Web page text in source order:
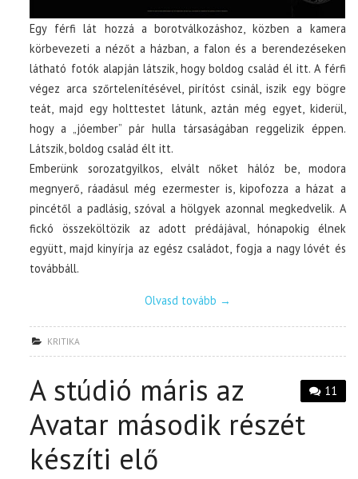
Egy férfi lát hozzá a borotválkozáshoz, közben a kamera
körbevezeti a nézőt a házban, a falon és a berendezéseken
látható fotók alapján látszik, hogy boldog család él itt. A férfi
végez arca szőrtelenítésével, pirítóst csinál, iszik egy bögre
teát, majd egy holttestet látunk, aztán még egyet, kiderül,
hogy a „jóember” pár hulla társaságában reggelizik éppen.
Látszik, boldog család élt itt.
Emberünk sorozatgyilkos, elvált nőket hálóz be, modora
megnyerő, ráadásul még ezermester is, kipofozza a házat a
pincétől a padlásig, szóval a hölgyek azonnal megkedvelik. A
fickó összeköltözik az adott prédájával, hónapokig élnek
együtt, majd kinyírja az egész családot, fogja a nagy lóvét és
továbbáll.
Olvasd tovább →
KRITIKA
11
A stúdió máris az
Avatar második részét
készíti elő